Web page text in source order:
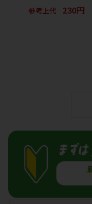
参考上代
230円